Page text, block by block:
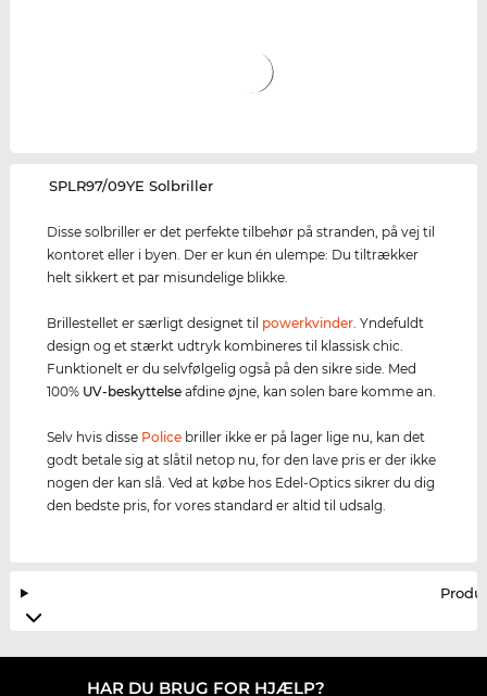
‌SPLR97/09YE Solbriller
Disse solbriller er det perfekte tilbehør på stranden, på vej til
kontoret eller i byen. Der er kun én ulempe: Du tiltrækker
helt sikkert et par misundelige blikke.
Brillestellet er særligt designet til powerkvinder . Yndefuldt
design og et stærkt udtryk kombineres til klassisk chic.
Funktionelt er du selvfølgelig også på den sikre side. Med
100% UV-beskyttelse afdine øjne, kan solen bare komme an.
Selv hvis disse Police briller ikke er på lager lige nu, kan det
godt betale sig at slåtil netop nu, for den lave pris er der ikke
nogen der kan slå. Ved at købe hos Edel-Optics sikrer du dig
den bedste pris, for vores standard er altid til udsalg.
HAR DU BRUG FOR HJÆLP?